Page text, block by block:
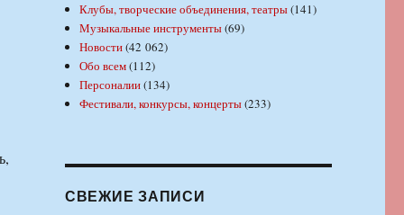
Клубы, творческие объединения, театры(141)
Музыкальные инструменты(69)
Новости(42 062)
Обо всем(112)
Персоналии(134)
Фестивали, конкурсы, концерты(233)
СВЕЖИЕ ЗАПИСИ